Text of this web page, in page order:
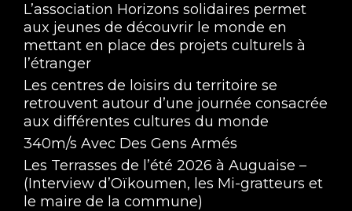
L’association Horizons solidaires permet
aux jeunes de découvrir le monde en
mettant en place des projets culturels à
l’étranger
Les centres de loisirs du territoire se
retrouvent autour d’une journée consacrée
aux différentes cultures du monde
340m/s Avec Des Gens Armés
Les Terrasses de l’été 2026 à Auguaise –
(Interview d’Oïkoumen, les Mi-gratteurs et
le maire de la commune)